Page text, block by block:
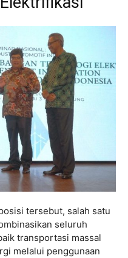
tersebut, salah satu
seluruh
transportasi massal
melalui penggunaan